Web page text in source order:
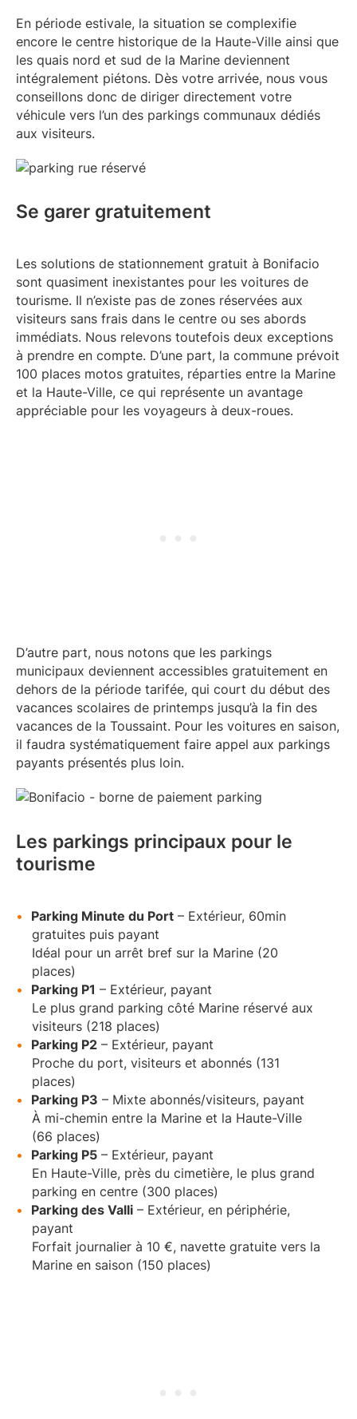
En période estivale, la situation se complexifie
encore le centre historique de la Haute-Ville ainsi que
les quais nord et sud de la Marine deviennent
intégralement piétons. Dès votre arrivée, nous vous
conseillons donc de diriger directement votre
véhicule vers l’un des parkings communaux dédiés
aux visiteurs.
Se garer gratuitement
Les solutions de stationnement gratuit à Bonifacio
sont quasiment inexistantes pour les voitures de
tourisme. Il n’existe pas de zones réservées aux
visiteurs sans frais dans le centre ou ses abords
immédiats. Nous relevons toutefois deux exceptions
à prendre en compte. D’une part, la commune prévoit
100 places motos gratuites, réparties entre la Marine
et la Haute-Ville, ce qui représente un avantage
appréciable pour les voyageurs à deux-roues.
D’autre part, nous notons que les parkings
municipaux deviennent accessibles gratuitement en
dehors de la période tarifée, qui court du début des
vacances scolaires de printemps jusqu’à la fin des
vacances de la Toussaint. Pour les voitures en saison,
il faudra systématiquement faire appel aux parkings
payants présentés plus loin.
Les parkings principaux pour le
tourisme
Parking Minute du Port – Extérieur, 60min
gratuites puis payant
Idéal pour un arrêt bref sur la Marine (20
places)
Parking P1 – Extérieur, payant
Le plus grand parking côté Marine réservé aux
visiteurs (218 places)
Parking P2 – Extérieur, payant
Proche du port, visiteurs et abonnés (131
places)
Parking P3 – Mixte abonnés/visiteurs, payant
À mi-chemin entre la Marine et la Haute-Ville
(66 places)
Parking P5 – Extérieur, payant
En Haute-Ville, près du cimetière, le plus grand
parking en centre (300 places)
Parking des Valli – Extérieur, en périphérie,
payant
Forfait journalier à 10 €, navette gratuite vers la
Marine en saison (150 places)